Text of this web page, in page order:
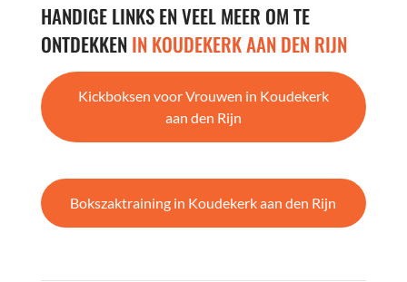
HANDIGE LINKS EN VEEL MEER OM TE
ONTDEKKENIN KOUDEKERK AAN DEN RIJN
Kickboksen voor Vrouwen in Koudekerk
aan den Rijn
Bokszaktraining in Koudekerk aan den Rijn